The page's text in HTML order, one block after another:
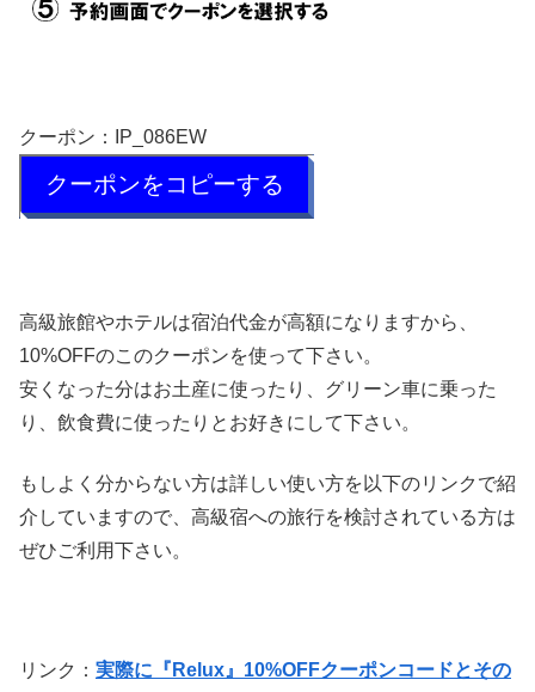
クーポン： IP_086EW
クーポンをコピーする
高級旅館やホテルは宿泊代金が高額になりますから、
10%OFFのこのクーポンを使って下さい。
安くなった分はお土産に使ったり、グリーン車に乗った
り、飲食費に使ったりとお好きにして下さい。
もしよく分からない方は詳しい使い方を以下のリンクで紹
介していますので、高級宿への旅行を検討されている方は
ぜひご利用下さい。
リンク： 実際に『Relux』10%OFFクーポンコードとその